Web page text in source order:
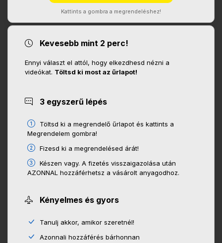
Kattints a gombra a megrendeléshez!
Kevesebb mint 2 perc!
Ennyi választ el attól, hogy elkezdhesd nézni a
videókat. Töltsd ki most az űrlapot!
3 egyszerű lépés
Töltsd ki a megrendelő űrlapot és kattints a
Megrendelem gombra!
Fizesd ki a megrendelésed árát!
Készen vagy. A fizetés visszaigazolása után
AZONNAL hozzáférhetsz a vásárolt anyagodhoz.
Kényelmes és gyors
Tanulj akkor, amikor szeretnél!
Azonnali hozzáférés bárhonnan